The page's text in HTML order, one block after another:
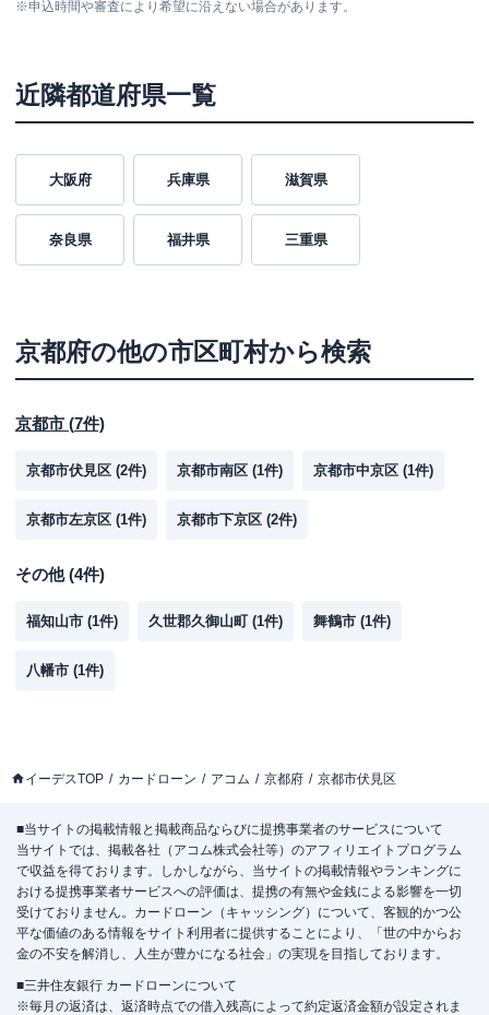
※申込時間や審査により希望に沿えない場合があります。
近隣都道府県一覧
大阪府 兵庫県 滋賀県
奈良県 福井県 三重県
京都府の他の市区町村から検索
京都市 (7件)
京都市伏見区 (2件) 京都市南区 (1件) 京都市中京区 (1件)
京都市左京区 (1件) 京都市下京区 (2件)
その他(4件)
福知山市 (1件) 久世郡久御山町 (1件) 舞鶴市 (1件)
八幡市 (1件)
イーデスTOP カードローン アコム 京都府 京都市伏見区
■当サイトの掲載情報と掲載商品ならびに提携事業者のサービスについて
当サイトでは、掲載各社（アコム株式会社等）のアフィリエイトプログラム
で収益を得ております。しかしながら、当サイトの掲載情報やランキングに
おける提携事業者サービスへの評価は、提携の有無や金銭による影響を一切
受けておりません。カードローン（キャッシング）について、客観的かつ公
平な価値のある情報をサイト利用者に提供することにより、「世の中からお
金の不安を解消し、人生が豊かになる社会」の実現を目指しております。
■三井住友銀行 カードローンについて
※毎月の返済は、返済時点での借入残高によって約定返済金額が設定されま